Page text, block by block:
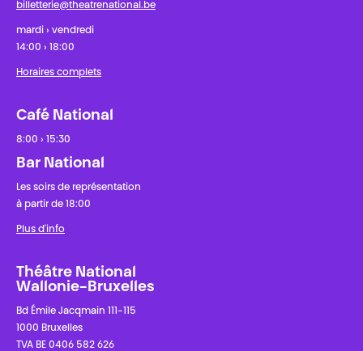
billetterie@theatrenational.be
mardi › vendredi
14:00 › 18:00
Horaires complets
Café National
8:00 › 15:30
Bar National
Les soirs de représentation
à partir de 18:00
Plus d'info
Théâtre National
Wallonie-Bruxelles
Bd Émile Jacqmain 111-115
1000 Bruxelles
TVA BE 0406 582 626